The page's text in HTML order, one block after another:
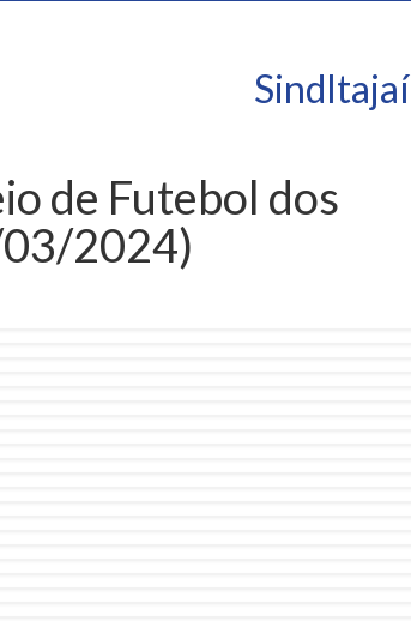
SindItajaí
de Futebol dos
2024)